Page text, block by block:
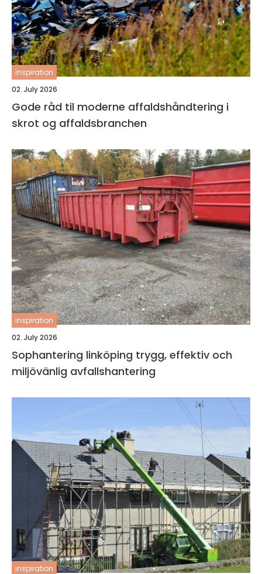
inspiration
02. July 2026
Gode råd til moderne affaldshåndtering i
skrot og affaldsbranchen
inspiration
02. July 2026
Sophantering linköping trygg, effektiv och
miljövänlig avfallshantering
inspiration